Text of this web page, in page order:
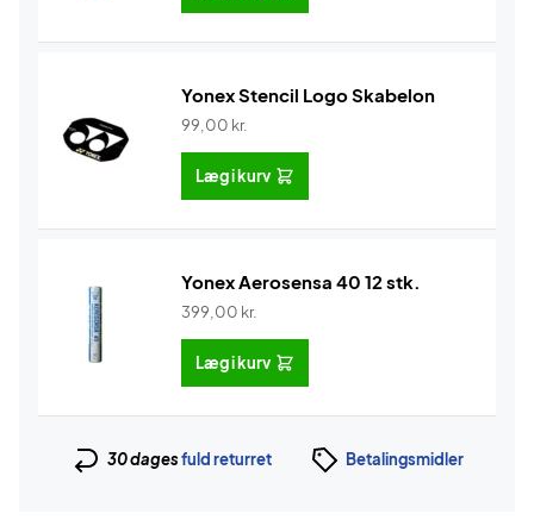
Yonex Stencil Logo Skabelon
99,00 kr.
Læg i kurv
Yonex Aerosensa 40 12 stk.
399,00 kr.
Læg i kurv
30 dagesfuld returret Betalingsmidler